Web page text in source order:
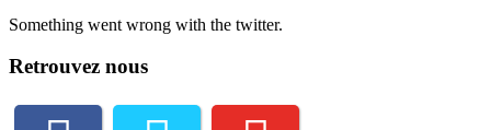
Something went wrong with the twitter.
Retrouvez nous